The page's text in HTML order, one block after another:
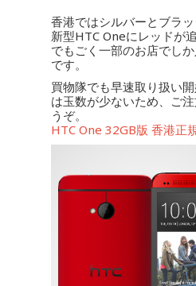
香港ではシルバーとブラ
新型HTC Oneにレッドが
でもごく一部のお店でし
です。
買物隊でも早速取り扱い
は玉数が少ないため、ご
うぞ。
HTC One 32GB版 香港正